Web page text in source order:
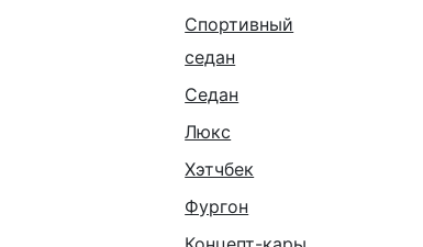
Спортивный
седан
Седан
Люкс
Хэтчбек
Фургон